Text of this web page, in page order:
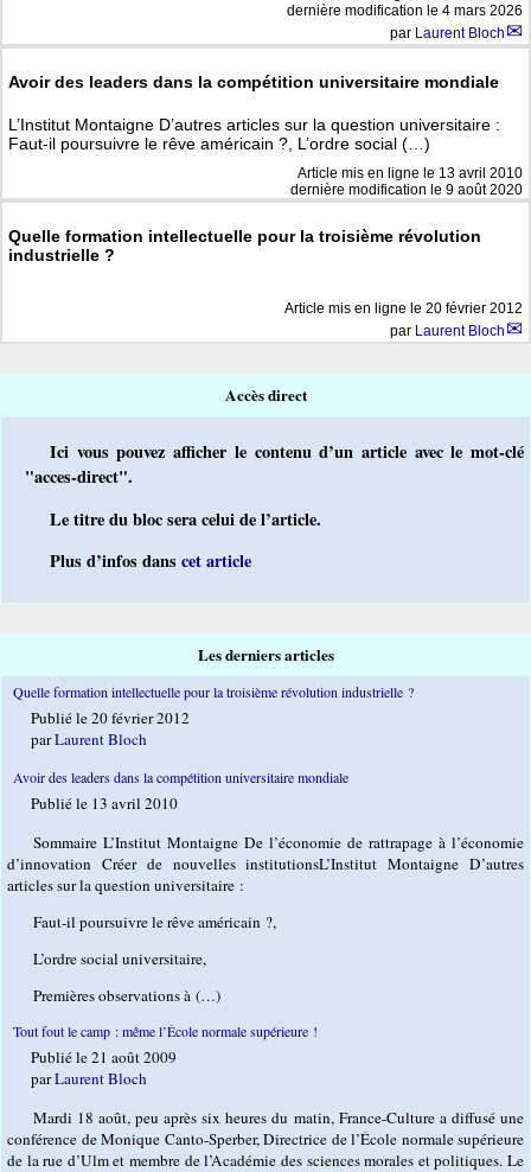
dernière modification le 4 mars 2026
par Laurent Bloch
Avoir des leaders dans la compétition universitaire mondiale
L’Institut Montaigne D’autres articles sur la question universitaire :
Faut-il poursuivre le rêve américain ?, L’ordre social (…)
Article mis en ligne le 13 avril 2010
dernière modification le 9 août 2020
Quelle formation intellectuelle pour la troisième révolution
industrielle ?
Article mis en ligne le 20 février 2012
par Laurent Bloch
Accès direct
Ici vous pouvez afficher le contenu d’un article avec le mot-clé
"acces-direct".
Le titre du bloc sera celui de l’article.
Plus d’infos danscet article
Les derniers articles
Quelle formation intellectuelle pour la troisième révolution industrielle ?
Publié le 20 février 2012
parLaurent Bloch
Avoir des leaders dans la compétition universitaire mondiale
Publié le 13 avril 2010
Sommaire L’Institut Montaigne De l’économie de rattrapage à l’économie
d’innovation Créer de nouvelles institutionsL’Institut Montaigne D’autres
articles sur la question universitaire :
Faut-il poursuivre le rêve américain ?,
L’ordre social universitaire,
Premières observations à (…)
Tout fout le camp : même l’École normale supérieure !
Publié le 21 août 2009
parLaurent Bloch
Mardi 18 août, peu après six heures du matin, France-Culture a diffusé une
conférence de Monique Canto-Sperber, Directrice de l’École normale supérieure
de la rue d’Ulm et membre de l’Académie des sciences morales et politiques. Le